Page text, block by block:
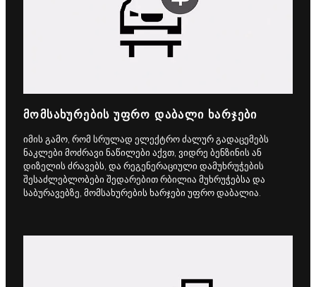
ᲛᲝᲛᲡᲐᲮᲣᲠᲔᲑᲘᲡ ᲣᲤᲠᲝ ᲓᲐᲑᲐᲚᲘ ᲮᲐᲠᲯᲔᲑᲘ
იმის გამო, რომ სრულად ელექტრო ძალურ გადაცემებს
ნაკლები მოძრავი ნაწილები აქვთ, ვიდრე ბენზინის ან
დიზელის ძრავებს, და რეგენერაციული დამუხრუჭების
შესაძლებლობები შედარებით რბილია მუხრუჭებსა და
საბურავებზე, მომსახურების ხარჯები უფრო დაბალია.